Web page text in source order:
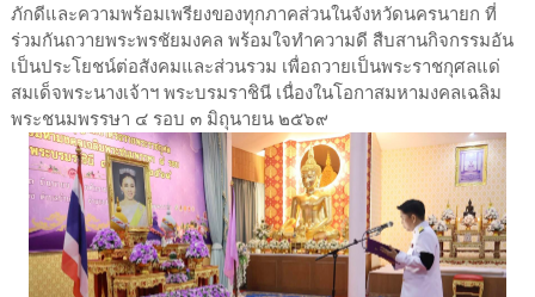
ภักดีและความพร้อมเพรียงของทุกภาคส่วนในจังหวัดนครนายก ที่
ร่วมกันถวายพระพรชัยมงคล พร้อมใจทำความดี สืบสานกิจกรรมอัน
เป็นประโยชน์ต่อสังคมและส่วนรวม เพื่อถวายเป็นพระราชกุศลแด่
สมเด็จพระนางเจ้าฯ พระบรมราชินี เนื่องในโอกาสมหามงคลเฉลิม
พระชนมพรรษา ๔ รอบ ๓ มิถุนายน ๒๕๖๙